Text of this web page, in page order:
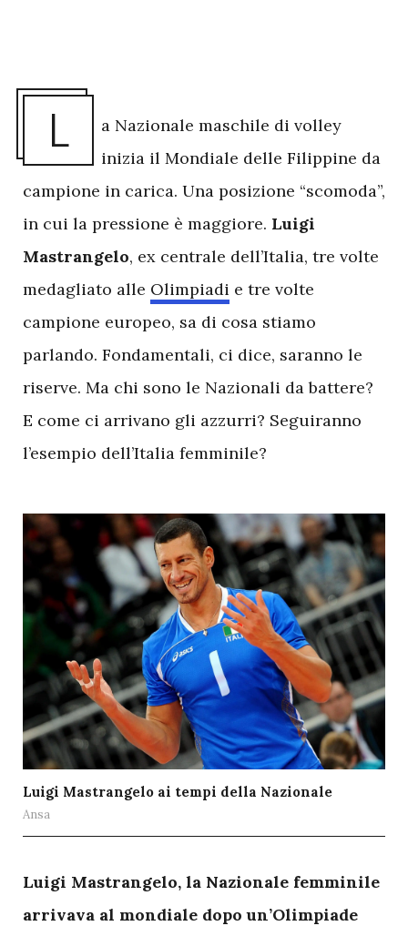
L
a Nazionale maschile di volley
inizia il Mondiale delle Filippine da
campione in carica. Una posizione “scomoda”,
in cui la pressione è maggiore. Luigi
Mastrangelo, ex centrale dell’Italia, tre volte
medagliato alle Olimpiadi e tre volte
campione europeo, sa di cosa stiamo
parlando. Fondamentali, ci dice, saranno le
riserve. Ma chi sono le Nazionali da battere?
E come ci arrivano gli azzurri? Seguiranno
l’esempio dell’Italia femminile?
Luigi Mastrangelo ai tempi della Nazionale
Ansa
Luigi Mastrangelo, la Nazionale femminile
arrivava al mondiale dopo un’Olimpiade